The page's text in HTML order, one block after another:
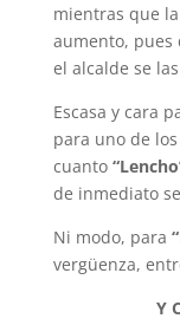
mientras que
aumento, pues
el alcalde se
Escasa y cara
para uno de
cuanto
de inmediato
Ni modo, para
vergüenza,
Y